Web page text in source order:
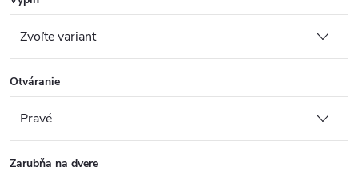
Otváranie
Zarubňa na dvere